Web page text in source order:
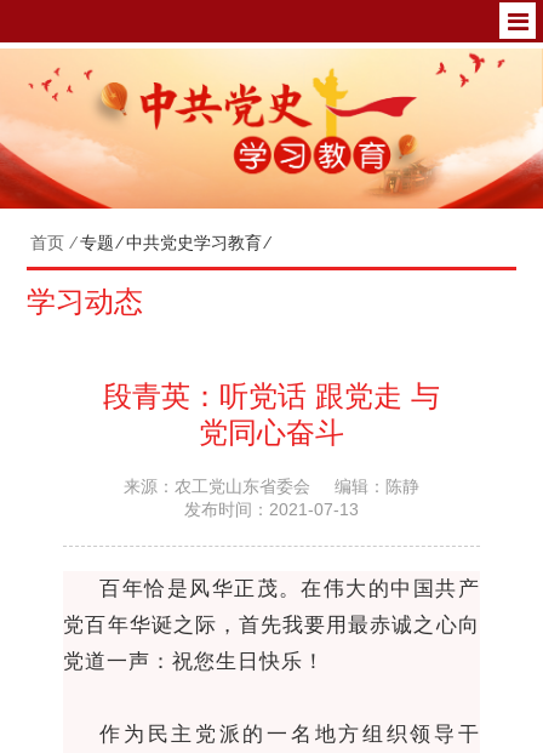
首页 ⁄专题⁄中共党史学习教育⁄
学习动态
段青英：听党话 跟党走 与
党同心奋斗
来源：农工党山东省委会
编辑：陈静
发布时间：2021-07-13
百年恰是风华正茂。在伟大的中国共产
党百年华诞之际，首先我要用最赤诚之心向
党道一声：祝您生日快乐！
作为民主党派的一名地方组织领导干